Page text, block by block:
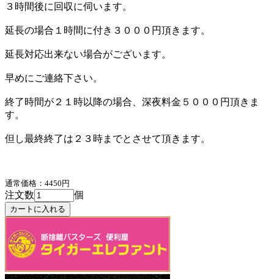
３時間後に回収に伺います。
延長の場合１時間に付き３０００円頂きます。
延長対応出来ない場合がございます。
早めにご連絡下さい。
終了時間が２１時以降の場合、深夜料金５０００円頂きま
す。
但し最終終了は２３時までとさせて頂きます。
通常価格：4450円
注文数 個